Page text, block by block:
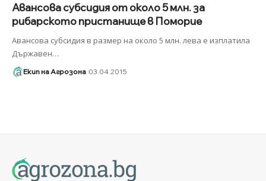
Авансова субсидия от около 5 млн. за
рибарското пристанище в Поморие
Авансова субсидия в размер на около 5 млн. лева е изплатила
Държавен…
Екип на Агрозона 03.04.2015